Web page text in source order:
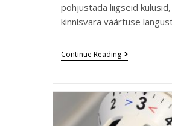
põhjustada liigseid
kinnisvara väärtuse
Continue Reading